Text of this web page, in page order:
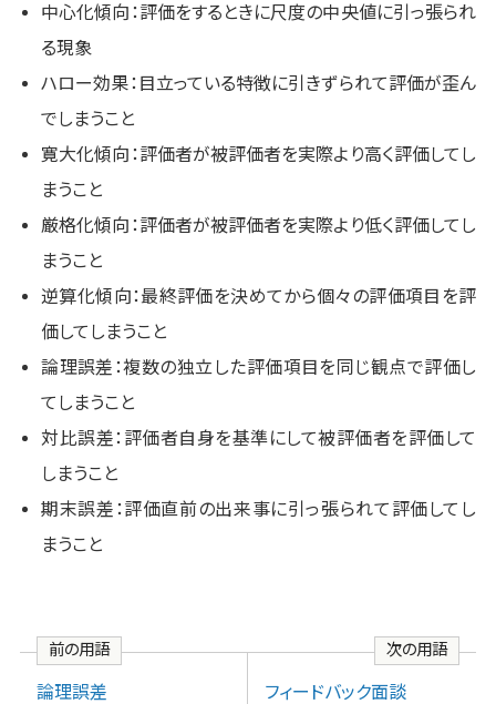
中心化傾向：評価をするときに尺度の中央値に引っ張られ
る現象
ハロー効果：目立っている特徴に引きずられて評価が歪ん
でしまうこと
寛大化傾向：評価者が被評価者を実際より高く評価してし
まうこと
厳格化傾向：評価者が被評価者を実際より低く評価してし
まうこと
逆算化傾向：最終評価を決めてから個々の評価項目を評
価してしまうこと
論理誤差：複数の独立した評価項目を同じ観点で評価し
てしまうこと
対比誤差：評価者自身を基準にして被評価者を評価して
しまうこと
期末誤差：評価直前の出来事に引っ張られて評価してし
まうこと
前の用語
論理誤差
次の用語
フィードバック面談